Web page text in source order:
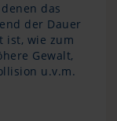
das
der Dauer
ist, wie zum
Gewalt,
u.v.m.